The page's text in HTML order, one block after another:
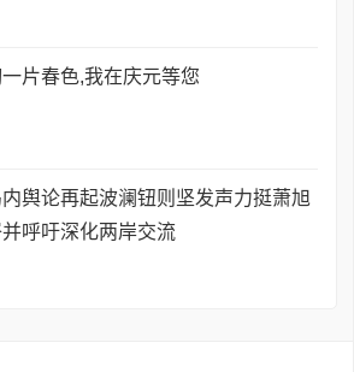
片春色,我在庆元等您
内舆论再起波澜钮则坚发声力挺萧旭
呼吁深化两岸交流